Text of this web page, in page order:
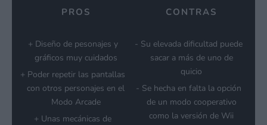
PROS
Diseño de pesonajes y
gráficos muy cuidados
Poder repetir las pantallas
con otros personajes en el
Modo Arcade
Unas mecánicas de
CONTRAS
Su elevada dificultad puede
sacar a más de uno de
quicio
Se hecha en falta la opción
de un modo cooperativo
como la versión de Wii